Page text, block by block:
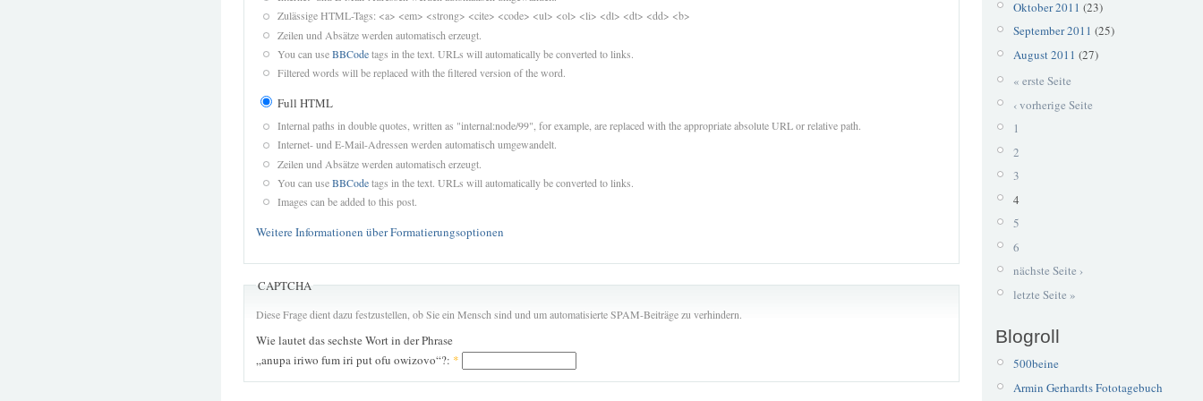
Zulässige HTML-Tags: <a> <em> <strong> <cite> <code> <ul> <ol> <li> <dl> <dt> <dd> <b>
Zeilen und Absätze werden automatisch erzeugt.
You can useBBCodetags in the text. URLs will automatically be converted to links.
Filtered words will be replaced with the filtered version of the word.
Full HTML
Internal paths in double quotes, written as "internal:node/99", for example, are replaced with the appropriate absolute URL or relative path.
Internet- und E-Mail-Adressen werden automatisch umgewandelt.
Zeilen und Absätze werden automatisch erzeugt.
You can useBBCodetags in the text. URLs will automatically be converted to links.
Images can be added to this post.
Weitere Informationen über Formatierungsoptionen
CAPTCHA
Diese Frage dient dazu festzustellen, ob Sie ein Mensch sind und um automatisierte SPAM-Beiträge zu verhindern.
Wie lautet das sechste Wort in der Phrase
„anupa iriwo fum iri put ofu owizovo“?: *
Oktober 2011 (23)
September 2011 (25)
August 2011 (27)
« erste Seite
‹ vorherige Seite
1
2
3
4
5
6
nächste Seite ›
letzte Seite »
Blogroll
500beine
Armin Gerhardts Fototagebuch